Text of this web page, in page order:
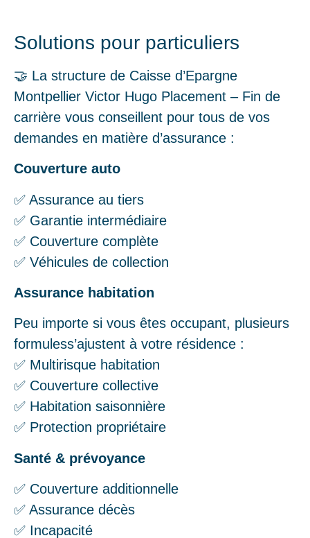
Solutions pour particuliers
🤝 La structure de Caisse d’Epargne
Montpellier Victor Hugo Placement – Fin de
carrière vous conseillent pour tous de vos
demandes en matière d’assurance :
Couverture auto
✅ Assurance au tiers
✅ Garantie intermédiaire
✅ Couverture complète
✅ Véhicules de collection
Assurance habitation
Peu importe si vous êtes occupant, plusieurs
formuless’ajustent à votre résidence :
✅ Multirisque habitation
✅ Couverture collective
✅ Habitation saisonnière
✅ Protection propriétaire
Santé & prévoyance
✅ Couverture additionnelle
✅ Assurance décès
✅ Incapacité